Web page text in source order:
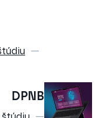
DPNB